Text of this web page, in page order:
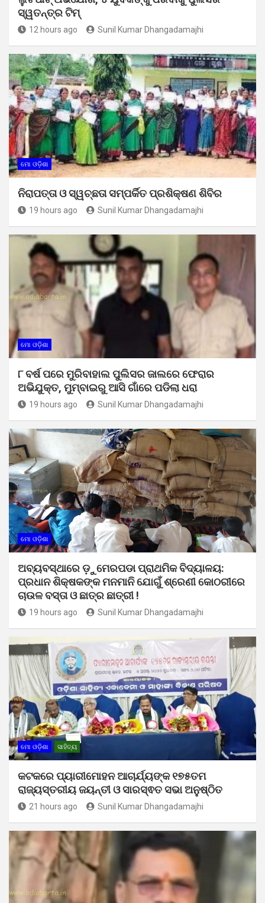
ସ୍ୱତନ୍ତ୍ର ଟିମ୍
12 hours ago Sunil Kumar Dhangadamajhi
ମୋ ଓଡ଼ିଶା
ନିରାପତ୍ତା ଓ ସ୍ୱଚ୍ଛତା ସମ୍ପର୍କିତ ପ୍ରଶିକ୍ଷଣ ଶିବିର
19 hours ago Sunil Kumar Dhangadamajhi
ମୋ ଓଡ଼ିଶା
୮ ବର୍ଷ ପରେ ମୁରିବାହାଲ ପୁଲିସର ଜାଲରେ ଫେରାର
ଅଭିଯୁକ୍ତ, ମୁମ୍ବାଇରୁ ଆସି ଗାଁରେ ପଡିଲା ଧରା
19 hours ago Sunil Kumar Dhangadamajhi
ମୋ ଓଡ଼ିଶା
ଅବ୍ୟବସ୍ଥାରେ ଡ଼ୁମେରପଡା ପ୍ରାଥମିକ ବିଦ୍ୟାଳୟ:
ପ୍ରଧାନ ଶିକ୍ଷକଙ୍କ ମନମାନି ଯୋଗୁଁ ଶ୍ରେଣୀ କୋଠରୀରେ
ଚାଉଳ ବସ୍ତା ଓ ଛାତ୍ର ଛାତ୍ରୀ !
19 hours ago Sunil Kumar Dhangadamajhi
ମୋ ଓଡ଼ିଶା ସାହିତ୍ୟ
କଟକରେ ପ୍ୟାରୀମୋହନ ଆଚାର୍ଯ୍ୟଙ୍କ ୧୭୫ତମ
ରାଜ୍ୟସ୍ତରୀୟ ଜୟନ୍ତୀ ଓ ସାରସ୍ଵତ ସଭା ଅନୁଷ୍ଠିତ
21 hours ago Sunil Kumar Dhangadamajhi